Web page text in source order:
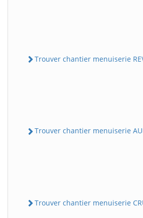
Trouver chantier menuiserie
Trouver chantier menuiserie
Trouver chantier menuiserie